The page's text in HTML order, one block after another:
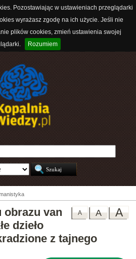
Pozostawiając w ustawieniach przeglądarki
wyrażasz zgodę na ich użycie. Jeśli nie
plików cookies, zmień ustawienia swojej
Rozumiem
A
A
A
obrazu van
dzieło
z tajnego